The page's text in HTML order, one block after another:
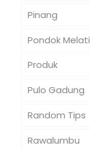
Pinang
Pondok Melati
Produk
Pulo Gadung
Random Tips
Rawalumbu